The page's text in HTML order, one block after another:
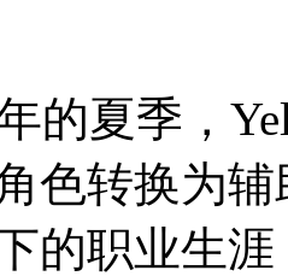
夏季，
色转换为
的职业生